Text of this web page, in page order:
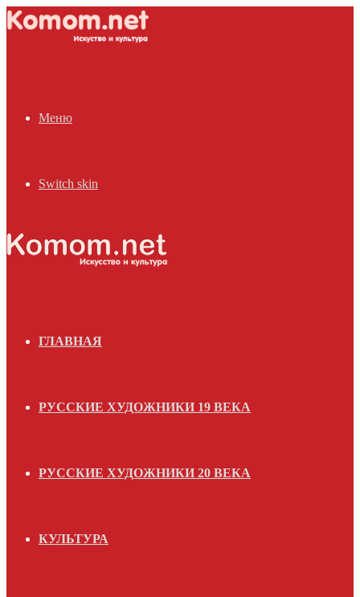
Меню
Switch skin
ГЛАВНАЯ
РУССКИЕ ХУДОЖНИКИ 19 ВЕКА
РУССКИЕ ХУДОЖНИКИ 20 ВЕКА
КУЛЬТУРА